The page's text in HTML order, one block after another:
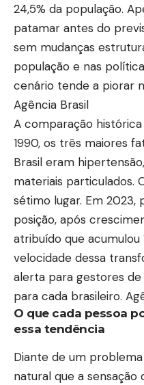
24,5% da população.
patamar antes do
sem mudanças
população e nas
cenário tende a piorar
Agência Brasil
A comparação
1990, os três maiores
Brasil eram
materiais particulados.
sétimo lugar. Em 2023,
posição, após
atribuído que acumulou
velocidade dessa
alerta para gestores de
para cada brasileiro.
O que cada pessoa
essa tendência
Diante de um
natural que a sensação